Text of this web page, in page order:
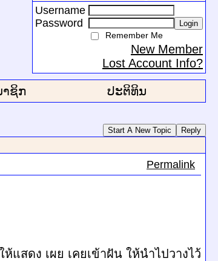
Username
Password
Login
Remember Me
New Member
Lost Account Info?
ຊິກ
ປະຕິທິນ
Start A New Topic Reply
Permalink
สดง เผย เคยเข้าฝัน ให้นำไปวางไว้